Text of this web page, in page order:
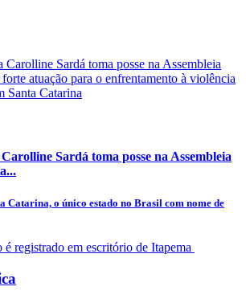
Sardá toma posse na Assembleia
Catarina, o único estado no Brasil com nome de